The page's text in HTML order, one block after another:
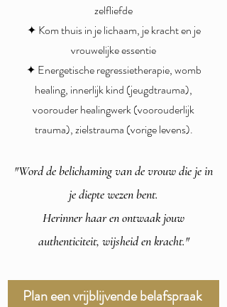
zelfliefde
✦ Kom thuis in je lichaam, je kracht en je
vrouwelijke essentie
✦ Energetische regressietherapie, womb
healing, innerlijk kind (jeugdtrauma),
voorouder healingwerk (voorouderlijk
trauma), zielstrauma (vorige levens).
"Word de belichaming van de vrouw die je in
je diepte wezen bent.
Herinner haar en ontwaak jouw
authenticiteit, wijsheid en kracht."
Plan een vrijblijvende belafspraak